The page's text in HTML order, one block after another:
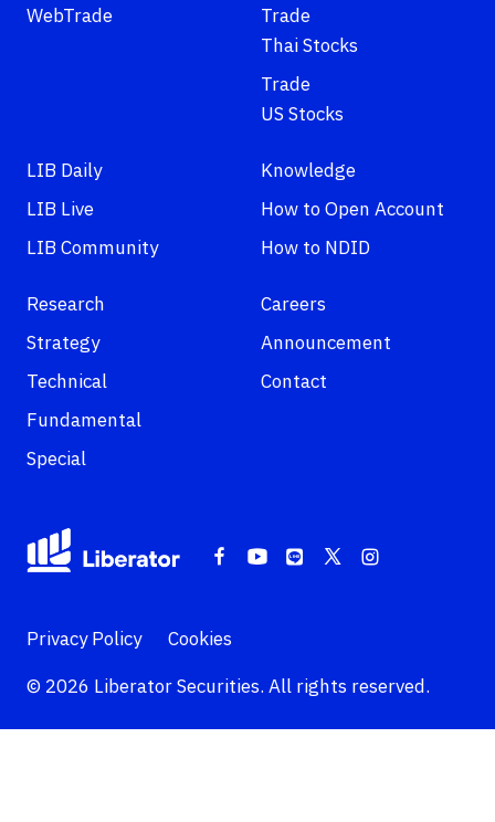
WebTrade
Trade
Thai Stocks
Trade
US Stocks
LIB Daily
LIB Live
LIB Community
Knowledge
How to Open Account
How to NDID
Research
Strategy
Technical
Fundamental
Special
Careers
Announcement
Contact
Privacy Policy
Cookies
© 2026 Liberator Securities. All rights reserved.